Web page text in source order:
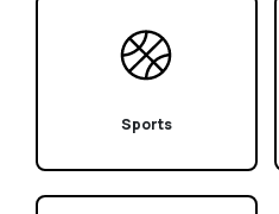
Sports